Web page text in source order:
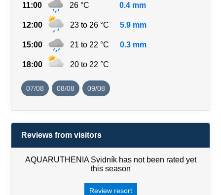
11:00 26 °C 0.4 mm
12:00 23 to 26 °C 5.9 mm
15:00 21 to 22 °C 0.3 mm
18:00 20 to 22 °C
07/08 08/08 09/08
Reviews from visitors
AQUARUTHENIA Svidník has not been rated yet
this season
Review resort